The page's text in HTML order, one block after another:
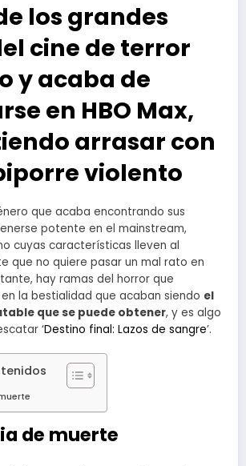
los grandes
cine de terror
y acaba de
en HBO Max,
arrasar con
violento
que acaba encontrando sus
potente en el mainstream,
cuyas características lleven al
que no quiere pasar un mal rato en
hay ramas del horror que
la bestialidad que acaban siendo el
que se puede obtener, y es algo
‘Destino final: Lazos de sangre’.
de muerte